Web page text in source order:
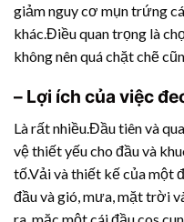
giảm nguy cơ mụn trứng
khác.Điều quan trọng là
không nên quá chặt chẽ
– Lợi ích của việc
Là rất nhiều.Đầu tiên và
vệ thiết yếu cho đầu và
tố.Vải và thiết kế của một
đầu và gió, mưa, mặt trời